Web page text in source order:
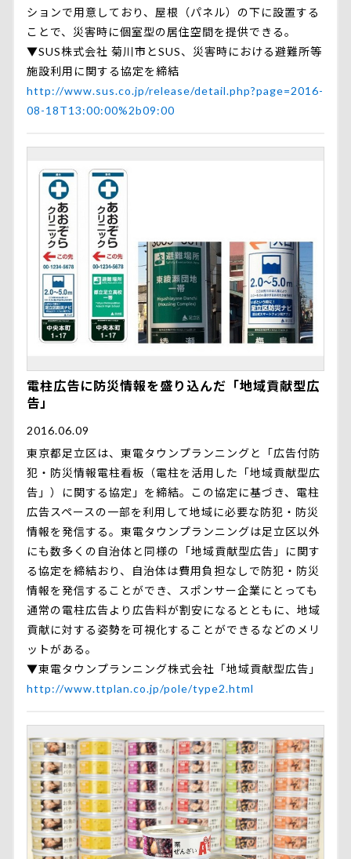
ションで用意しており、屋根（パネル）の下に設置する
ことで、災害時に個室型の居住空間を提供できる。
▼SUS株式会社 菊川市とSUS、災害時における避難所等
施設利用に関する協定を締結
http://www.sus.co.jp/release/detail.php?page=2016-
08-18T13:00:00%2b09:00
電柱広告に防災情報を盛り込んだ「地域貢献型広
告」
2016.06.09
東京都足立区は、東電タウンプランニングと「広告付防
犯・防災情報電柱看板（電柱を活用した「地域貢献型広
告」）に関する協定」を締結。この協定に基づき、電柱
広告スペースの一部を利用して地域に必要な防犯・防災
情報を発信する。東電タウンプランニングは足立区以外
にも数多くの自治体と同様の「地域貢献型広告」に関す
る協定を締結おり、自治体は費用負担なしで防犯・防災
情報を発信することができ、スポンサー企業にとっても
通常の電柱広告より広告料が割安になるとともに、地域
貢献に対する姿勢を可視化することができるなどのメリ
ットがある。
▼東電タウンプランニング株式会社「地域貢献型広告」
http://www.ttplan.co.jp/pole/type2.html